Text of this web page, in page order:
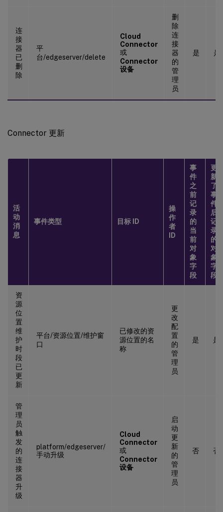
连
接
器
已
删
除
平
台/edgeserver/delete
Cloud
Connector
或
Connector
设备
删
除
连
接
器
的
管
理
员
是 是
Connector 更新
活
动
消
息
事件类型 目标 ID
操
作
者
ID
事
件
之
前
记
录
的
当
前
对
象
字
段
更
新
了
事
件
后
记
录
的
对
象
字
段
资
源
位
置
维
护
时
段
已
更
新
平台/资源位置/维护窗
口
已修改的资
源位置的名
称
更
改
配
置
的
管
理
员
是 是
管
理
员
触
发
的
连
接
器
升
级
platform/edgeserver/
手动升级
Cloud
Connector
或
Connector
设备
启
动
更
新
的
管
理
员
否 否